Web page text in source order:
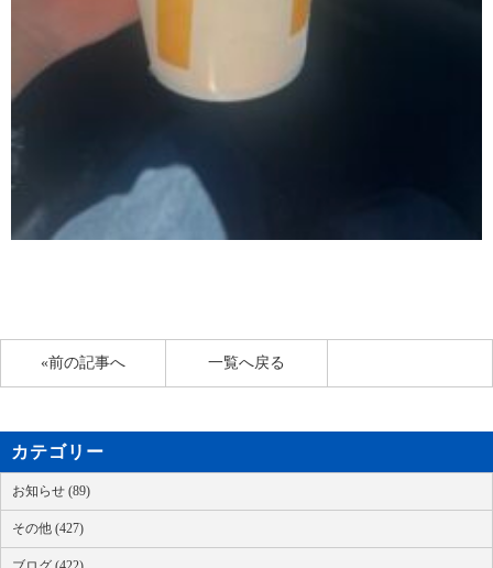
«前の記事へ 一覧へ戻る
カテゴリー
お知らせ (89)
その他 (427)